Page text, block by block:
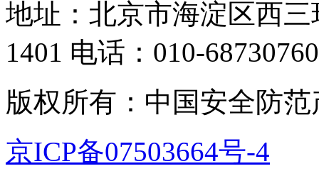
地址：北京市海淀区西
1401 电话：010-
版权所有：中国安全防
京ICP备07503664号-4